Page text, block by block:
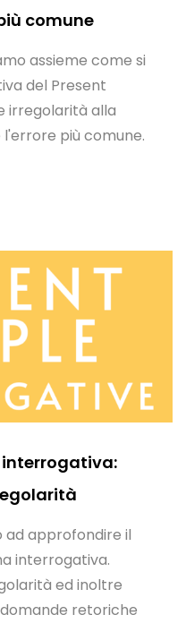
comune
assieme come si
del Present
irregolarità alla
più comune.
interrogativa:
ad approfondire il
interrogativa.
ed inoltre
retoriche